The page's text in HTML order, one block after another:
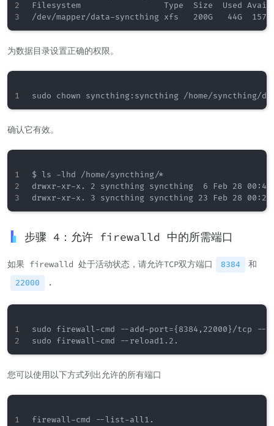
Filesystem                 Type  Size  Used Avail
为数据目录设置正确的权限。
确认它有效。
$ ls -lhd /home/syncthing/*
drwxr-xr-x. 2 syncthing syncthing  6 Feb 28 00:49
步骤 4：允许 firewalld 中的所需端口
如果 firewalld 处于活动状态，请允许TCP双方端口 8384 和
22000 .
sudo firewall-cmd --add-port={8384,22000}/tcp --
您可以使用以下方式列出允许的所有端口